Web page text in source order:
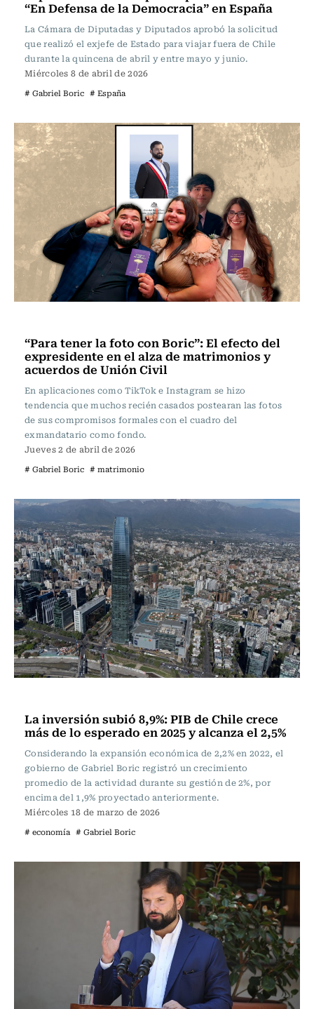
“En Defensa de la Democracia” en España
La Cámara de Diputadas y Diputados aprobó la solicitud
que realizó el exjefe de Estado para viajar fuera de Chile
durante la quincena de abril y entre mayo y junio.
Miércoles 8 de abril de 2026
# Gabriel Boric # España
“Para tener la foto con Boric”: El efecto del
expresidente en el alza de matrimonios y
acuerdos de Unión Civil
En aplicaciones como TikTok e Instagram se hizo
tendencia que muchos recién casados postearan las fotos
de sus compromisos formales con el cuadro del
exmandatario como fondo.
Jueves 2 de abril de 2026
# Gabriel Boric # matrimonio
La inversión subió 8,9%: PIB de Chile crece
más de lo esperado en 2025 y alcanza el 2,5%
Considerando la expansión económica de 2,2% en 2022, el
gobierno de Gabriel Boric registró un crecimiento
promedio de la actividad durante su gestión de 2%, por
encima del 1,9% proyectado anteriormente.
Miércoles 18 de marzo de 2026
# economía # Gabriel Boric